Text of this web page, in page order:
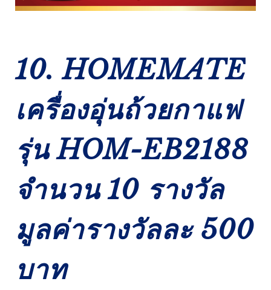
10. HOMEMATE
เครื่องอุ่นถ้วยกาแฟ
รุ่น HOM-EB2188
จำนวน 10 รางวัล
มูลค่ารางวัลละ 500
บาท